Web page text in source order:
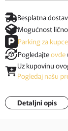
Besplatna
Mogućnost
Parking za
Pogledajteovde
Uz kupovinu
Pogledaj našu
Detaljni opis